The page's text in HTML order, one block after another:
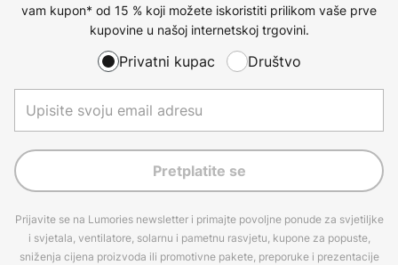
vam kupon* od 15 % koji možete iskoristiti prilikom vaše prve
kupovine u našoj internetskoj trgovini.
Privatni kupac Društvo
Pretplatite se
Prijavite se na Lumories newsletter i primajte povoljne ponude za svjetiljke
i svjetala, ventilatore, solarnu i pametnu rasvjetu, kupone za popuste,
sniženja cijena proizvoda ili promotivne pakete, preporuke i prezentacije